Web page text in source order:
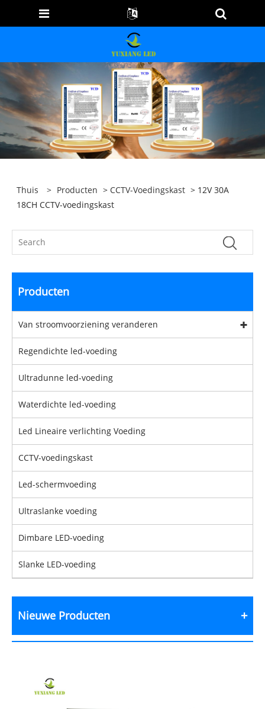
Thuis > Producten > CCTV-Voedingskast > 12V 30A
18CH CCTV-voedingskast
Producten
Van stroomvoorziening veranderen
Regendichte led-voeding
Ultradunne led-voeding
Waterdichte led-voeding
Led Lineaire verlichting Voeding
CCTV-voedingskast
Led-schermvoeding
Ultraslanke voeding
Dimbare LED-voeding
Slanke LED-voeding
Nieuwe Producten